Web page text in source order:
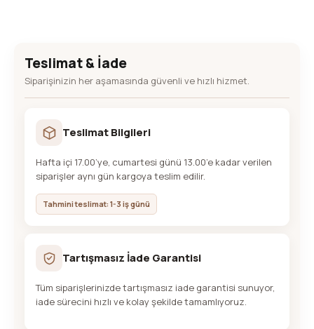
Teslimat & İade
Siparişinizin her aşamasında güvenli ve hızlı hizmet.
Teslimat Bilgileri
Hafta içi 17.00’ye, cumartesi günü 13.00’e kadar verilen
siparişler aynı gün kargoya teslim edilir.
Tahmini teslimat: 1-3 iş günü
Tartışmasız İade Garantisi
Tüm siparişlerinizde tartışmasız iade garantisi sunuyor,
iade sürecini hızlı ve kolay şekilde tamamlıyoruz.